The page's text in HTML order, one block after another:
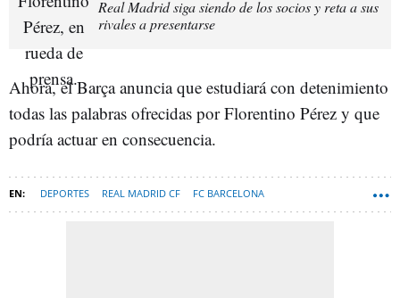
Real Madrid siga siendo de los socios y reta a sus
rivales a presentarse
Ahora, el Barça anuncia que estudiará con detenimiento
todas las palabras ofrecidas por Florentino Pérez y que
podría actuar en consecuencia.
DEPORTES REAL MADRID CF FC BARCELONA